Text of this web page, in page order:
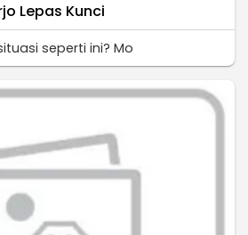
Lepas Kunci
seperti ini? Mo